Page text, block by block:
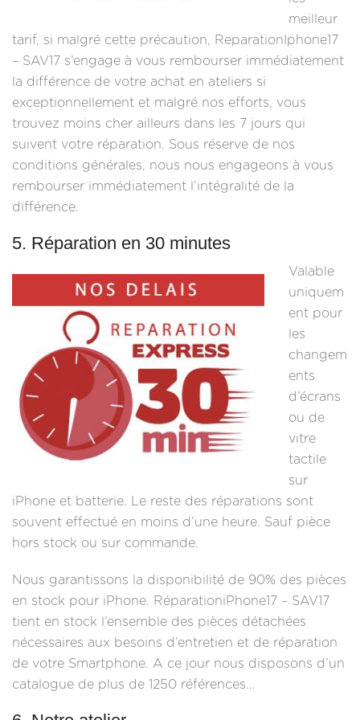
meilleur
tarif, si malgré cette précaution, ReparationIphone17
– SAV17 s’engage à vous rembourser immédiatement
la différence de votre achat en ateliers si
exceptionnellement et malgré nos efforts, vous
trouvez moins cher ailleurs dans les 7 jours qui
suivent votre réparation. Sous réserve de nos
conditions générales, nous nous engageons à vous
rembourser immédiatement l’intégralité de la
différence.
5. Réparation en 30 minutes
Valable
uniquem
ent pour
les
changem
ents
d’écrans
ou de
vitre
tactile
sur
iPhone et batterie. Le reste des réparations sont
souvent effectué en moins d’une heure. Sauf pièce
hors stock ou sur commande.
Nous garantissons la disponibilité de 90% des pièces
en stock pour iPhone. RéparationiPhone17 – SAV17
tient en stock l’ensemble des pièces détachées
nécessaires aux besoins d’entretien et de réparation
de votre Smartphone. A ce jour nous disposons d’un
catalogue de plus de 1250 références…